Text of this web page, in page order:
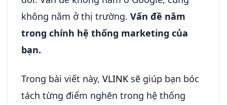
không nằm ở thị trường. Vấn đề nằm
trong chính hệ thống marketing của
bạn.
Trong bài viết này, VLINK sẽ giúp bạn bóc
tách từng điểm nghẽn trong hệ thống